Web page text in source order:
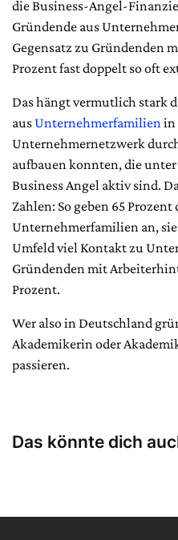
die Business-Angel-
Gründende aus
Gegensatz zu Gründenden
Prozent fast doppelt so oft
Das hängt vermutlich stark
aus Unternehmerfamilien in
Unternehmernetzwerk
aufbauen konnten, die
Business Angel aktiv sind.
Zahlen: So geben 65
Unternehmerfamilien an,
Umfeld viel Kontakt zu
Gründenden mit
Prozent.
Wer also in Deutschland
Akademikerin oder
passieren.
Das könnte dich